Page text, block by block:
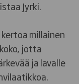
Jyrki.
millainen
jotta
ja lavalle